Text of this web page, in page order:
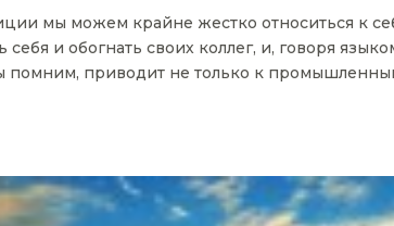
мы можем крайне жестко относиться к
и обогнать своих коллег, и, говоря
помним, приводит не только к